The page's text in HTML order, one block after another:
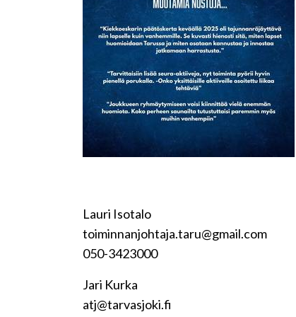
Lauri Isotalo
toiminnanjohtaja.taru@gmail.com
050-3423000
Jari Kurka
atj@tarvasjoki.fi